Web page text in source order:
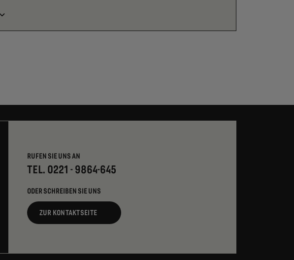
RUFEN SIE UNS AN
TEL. 0221 - 9864-645
ODER SCHREIBEN SIE UNS
ZUR KONTAKTSEITE